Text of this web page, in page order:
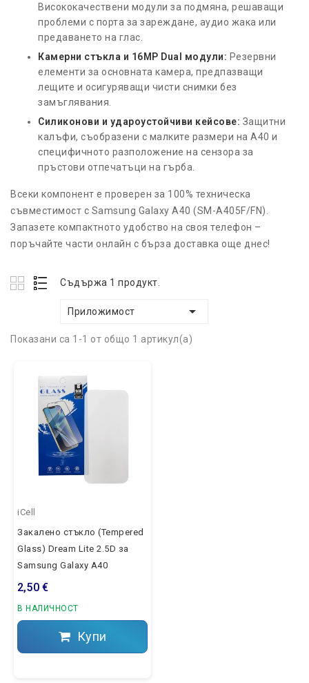
Висококачествени модули за подмяна, решаващи
проблеми с порта за зареждане, аудио жака или
предаването на глас.
Камерни стъкла и 16MP Dual модули: Резервни
елементи за основната камера, предпазващи
лещите и осигуряващи чисти снимки без
замъглявания.
Силиконови и удароустойчиви кейсове: Защитни
калъфи, съобразени с малките размери на A40 и
специфичното разположение на сензора за
пръстови отпечатъци на гърба.
Всеки компонент е проверен за 100% техническа
съвместимост с Samsung Galaxy A40 (SM-A405F/FN).
Запазете компактното удобство на своя телефон –
поръчайте части онлайн с бърза доставка още днес!
Съдържа 1 продукт.
Приложимост 
Показани са 1-1 от общо 1 артикул(а)
iCell
Закалено стъкло (Tempered
Glass) Dream Lite 2.5D за
Samsung Galaxy A40
2,50 €
В НАЛИЧНОСТ
Купи